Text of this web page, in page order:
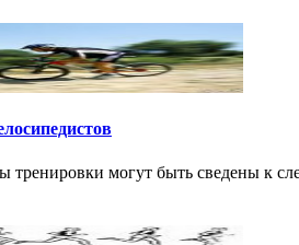
тренировки могут быть сведены к